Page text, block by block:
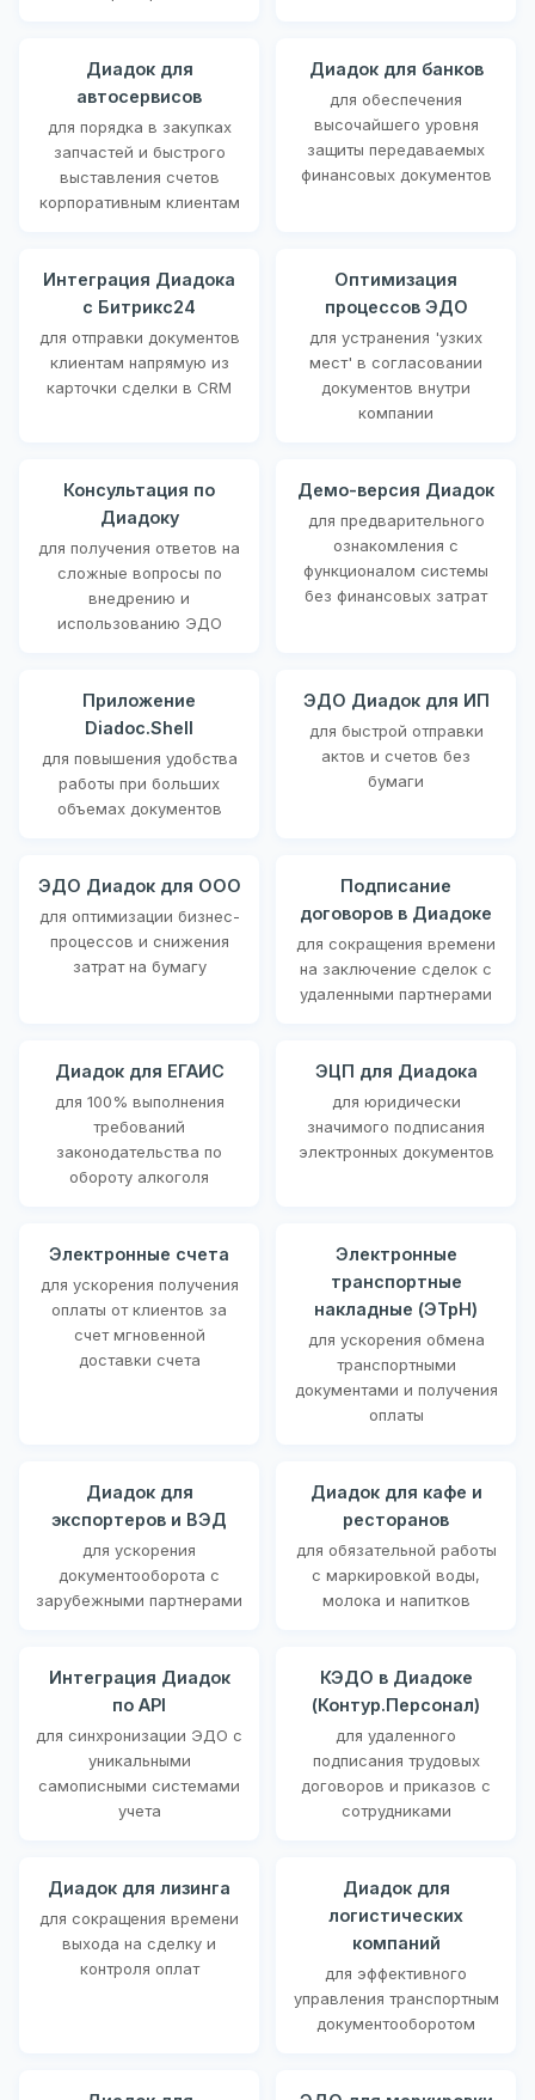
Диадок для
автосервисов
для порядка в закупках
запчастей и быстрого
выставления счетов
корпоративным клиентам
Диадок для банков
для обеспечения
высочайшего уровня
защиты передаваемых
финансовых документов
Интеграция Диадока
с Битрикс24
для отправки документов
клиентам напрямую из
карточки сделки в CRM
Оптимизация
процессов ЭДО
для устранения 'узких
мест' в согласовании
документов внутри
компании
Консультация по
Диадоку
для получения ответов на
сложные вопросы по
внедрению и
использованию ЭДО
Демо-версия Диадок
для предварительного
ознакомления с
функционалом системы
без финансовых затрат
Приложение
Diadoc.Shell
для повышения удобства
работы при больших
объемах документов
ЭДО Диадок для ИП
для быстрой отправки
актов и счетов без
бумаги
ЭДО Диадок для ООО
для оптимизации бизнес-
процессов и снижения
затрат на бумагу
Подписание
договоров в Диадоке
для сокращения времени
на заключение сделок с
удаленными партнерами
Диадок для ЕГАИС
для 100% выполнения
требований
законодательства по
обороту алкоголя
ЭЦП для Диадока
для юридически
значимого подписания
электронных документов
Электронные счета
для ускорения получения
оплаты от клиентов за
счет мгновенной
доставки счета
Электронные
транспортные
накладные (ЭТрН)
для ускорения обмена
транспортными
документами и получения
оплаты
Диадок для
экспортеров и ВЭД
для ускорения
документооборота с
зарубежными партнерами
Диадок для кафе и
ресторанов
для обязательной работы
с маркировкой воды,
молока и напитков
Интеграция Диадок
по API
для синхронизации ЭДО с
уникальными
самописными системами
учета
КЭДО в Диадоке
(Контур.Персонал)
для удаленного
подписания трудовых
договоров и приказов с
сотрудниками
Диадок для лизинга
для сокращения времени
выхода на сделку и
контроля оплат
Диадок для
логистических
компаний
для эффективного
управления транспортным
документооборотом